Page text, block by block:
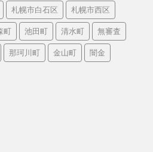
札幌市白石区 札幌市西区
町 池田町 清水町 無審査
那珂川町 金山町 闇金